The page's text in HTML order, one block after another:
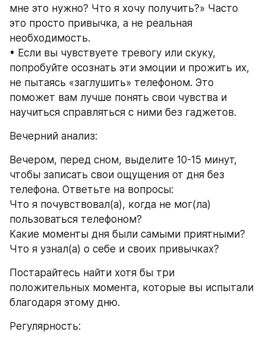
мне это нужно? Что я хочу получить?» Часто
это просто привычка, а не реальная
необходимость.
• Если вы чувствуете тревогу или скуку,
попробуйте осознать эти эмоции и прожить их,
не пытаясь «заглушить» телефоном. Это
поможет вам лучше понять свои чувства и
научиться справляться с ними без гаджетов.
Вечерний анализ:
Вечером, перед сном, выделите 10-15 минут,
чтобы записать свои ощущения от дня без
телефона. Ответьте на вопросы:
Что я почувствовал(а), когда не мог(ла)
пользоваться телефоном?
Какие моменты дня были самыми приятными?
Что я узнал(а) о себе и своих привычках?
Постарайтесь найти хотя бы три
положительных момента, которые вы испытали
благодаря этому дню.
Регулярность: